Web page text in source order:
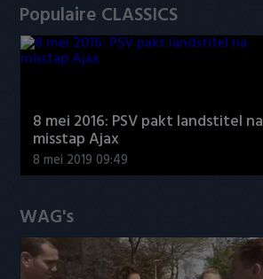
Populaire CLASSICS
8 mei 2016: PSV pakt landstitel na
misstap Ajax
8 mei 2019 09:49
WAG's